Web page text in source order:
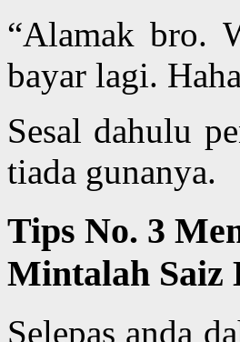
“Alamak bro.
bayar lagi.
Sesal dahulu
tiada gunanya.
Tips No. 3
Mintalah Saiz
Selepas anda